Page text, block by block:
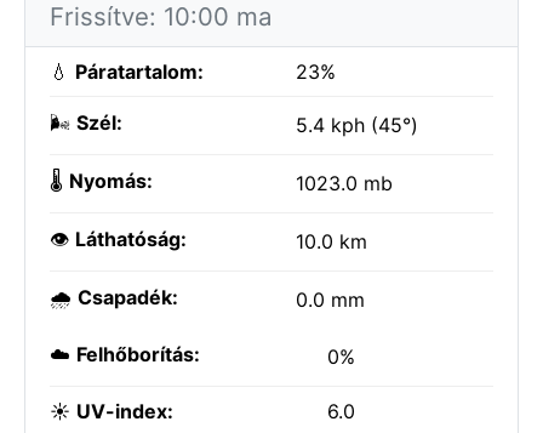
Frissítve: 10:00 ma
💧 Páratartalom: 23%
🌬️ Szél: 5.4 kph (45°)
🌡️ Nyomás: 1023.0 mb
👁️ Láthatóság: 10.0 km
🌧️ Csapadék: 0.0 mm
☁️ Felhőborítás: 0%
☀️ UV-index: 6.0